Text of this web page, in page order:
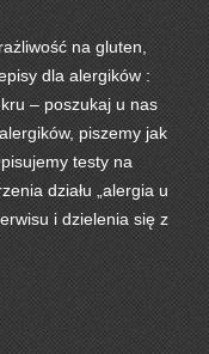
na gluten,
dla alergików :
– poszukaj u nas
piszemy jak
testy na
działu „alergia u
i dzielenia się z